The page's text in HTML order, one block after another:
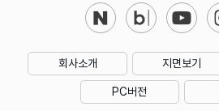
회사소개 지면보기
PC버전